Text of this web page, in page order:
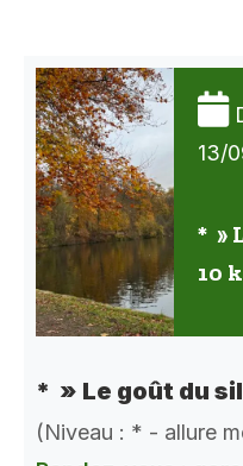
13/
* »
10
* » Le goût du
(Niveau : * - allure